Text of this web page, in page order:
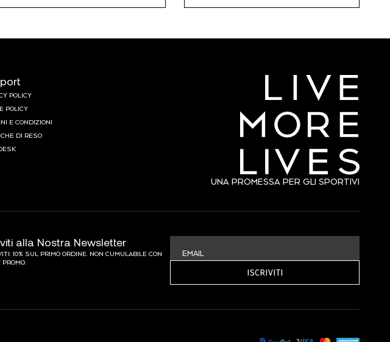
POLICY
POLICY
E CONDIZIONI
DI RESO
UNA PROMESSA PER GLI SPORTIVI
alla Nostra Newsletter
10% SUL PRIMO ORDINE. NON CUMULABILE CON
EMAIL